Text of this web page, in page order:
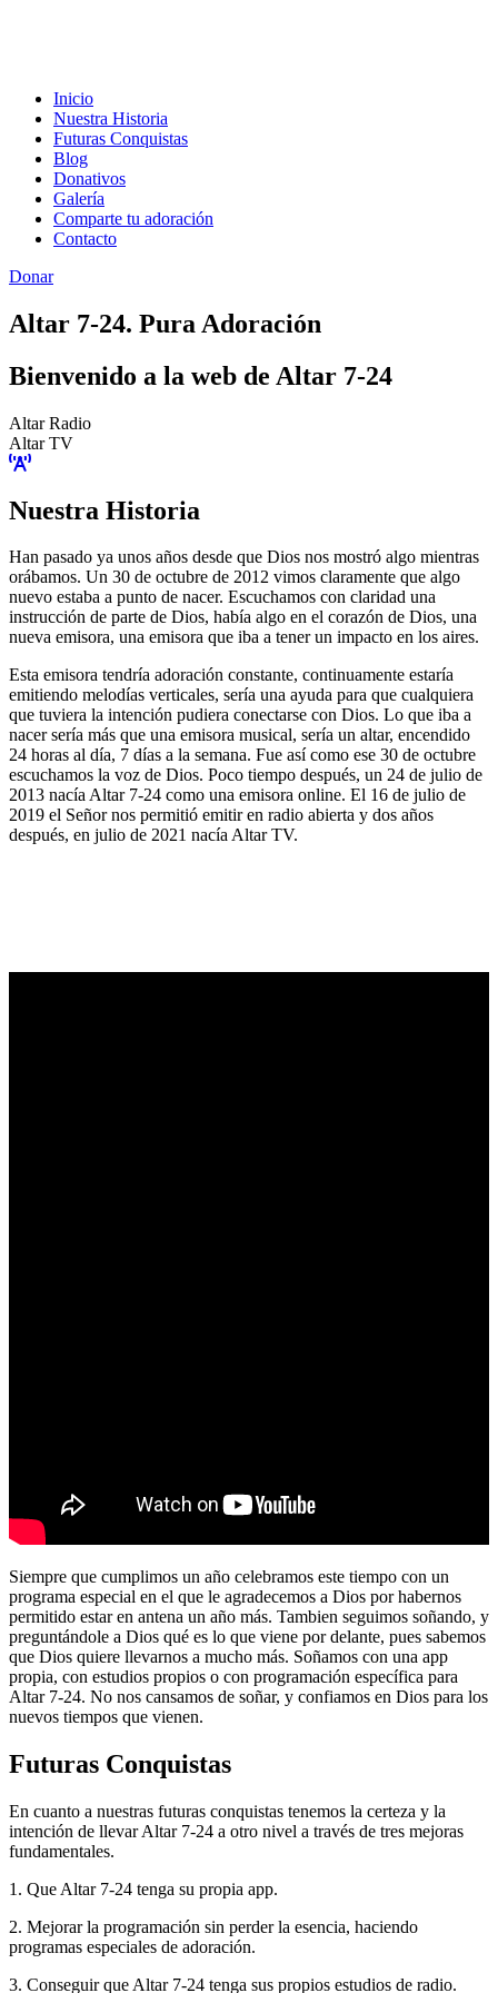
Inicio
Nuestra Historia
Futuras Conquistas
Blog
Donativos
Galería
Comparte tu adoración
Contacto
Donar
Altar 7-24. Pura Adoración
Bienvenido a la web de Altar 7-24
Altar Radio
Altar TV
Nuestra Historia
Han pasado ya unos años desde que Dios nos mostró algo mientras
orábamos. Un 30 de octubre de 2012 vimos claramente que algo
nuevo estaba a punto de nacer. Escuchamos con claridad una
instrucción de parte de Dios, había algo en el corazón de Dios, una
nueva emisora, una emisora que iba a tener un impacto en los aires.
Esta emisora tendría adoración constante, continuamente estaría
emitiendo melodías verticales, sería una ayuda para que cualquiera
que tuviera la intención pudiera conectarse con Dios. Lo que iba a
nacer sería más que una emisora musical, sería un altar, encendido
24 horas al día, 7 días a la semana. Fue así como ese 30 de octubre
escuchamos la voz de Dios. Poco tiempo después, un 24 de julio de
2013 nacía Altar 7-24 como una emisora online. El 16 de julio de
2019 el Señor nos permitió emitir en radio abierta y dos años
después, en julio de 2021 nacía Altar TV.
Siempre que cumplimos un año celebramos este tiempo con un
programa especial en el que le agradecemos a Dios por habernos
permitido estar en antena un año más. Tambien seguimos soñando, y
preguntándole a Dios qué es lo que viene por delante, pues sabemos
que Dios quiere llevarnos a mucho más. Soñamos con una app
propia, con estudios propios o con programación específica para
Altar 7-24. No nos cansamos de soñar, y confiamos en Dios para los
nuevos tiempos que vienen.
Futuras Conquistas
En cuanto a nuestras futuras conquistas tenemos la certeza y la
intención de llevar Altar 7-24 a otro nivel a través de tres mejoras
fundamentales.
1. Que Altar 7-24 tenga su propia app.
2. Mejorar la programación sin perder la esencia, haciendo
programas especiales de adoración.
3. Conseguir que Altar 7-24 tenga sus propios estudios de radio.